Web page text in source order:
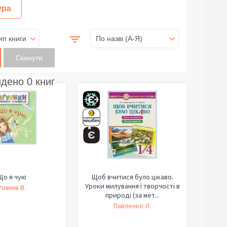
книги
0 книг
По назві (A-Я)
я чую
В.
Щоб вчитися було цікаво.
Уроки милування і творчості в
природі (за мет...
Павленко Л.